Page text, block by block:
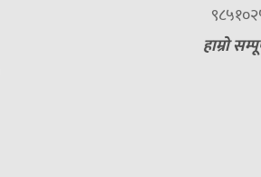
हाम्रो